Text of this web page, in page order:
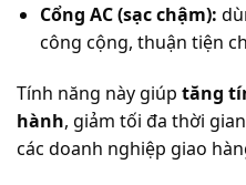
Cổng AC (sạc chậm):
công cộng, thuận tiện
Tính năng này giúp tăng
hành, giảm tối đa thời
các doanh nghiệp giao